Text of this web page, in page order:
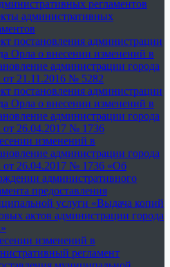
регламентов
административных
постановления администрации
Орла о внесении изменений в
администрации города
от 21.11.2016 № 5282
постановления администрации
Орла о внесении изменений в
администрации города
от 26.04.2017 № 1736
изменений в
администрации города
от 26.04.2017 № 1736 «Об
административного
предоставления
услуги «Выдача копий
актов администрации города
изменений в
регламент